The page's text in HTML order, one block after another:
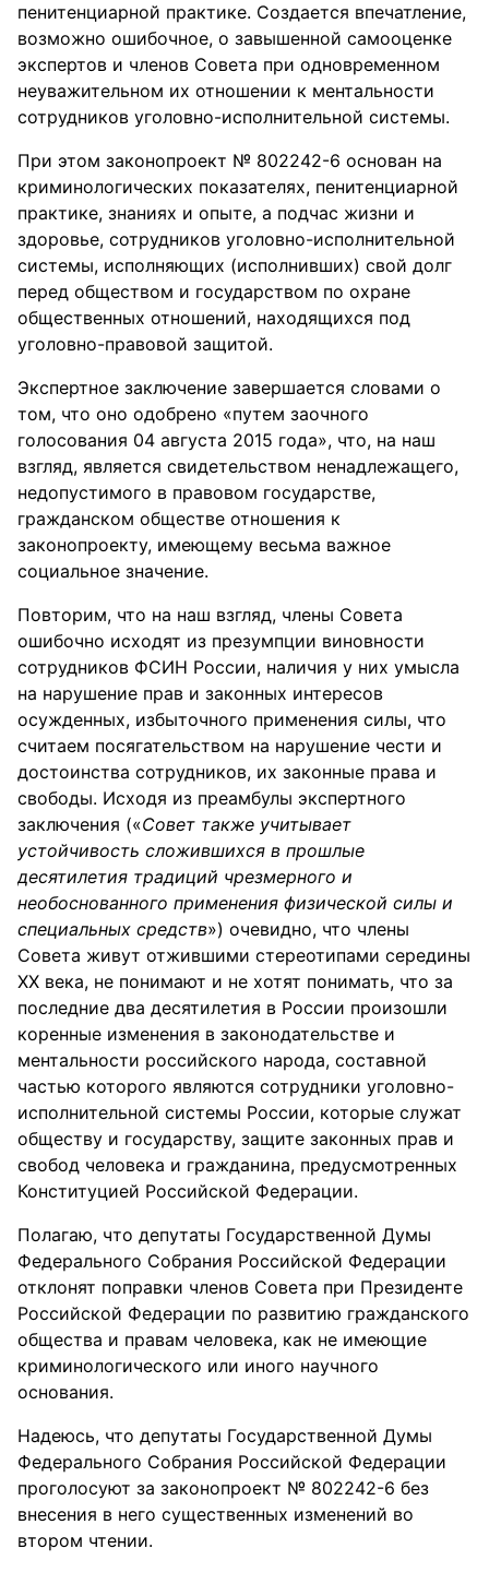
пенитенциарной практике. Создается впечатление,
возможно ошибочное, о завышенной самооценке
экспертов и членов Совета при одновременном
неуважительном их отношении к ментальности
сотрудников уголовно-исполнительной системы.
При этом законопроект № 802242-6 основан на
криминологических показателях, пенитенциарной
практике, знаниях и опыте, а подчас жизни и
здоровье, сотрудников уголовно-исполнительной
системы, исполняющих (исполнивших) свой долг
перед обществом и государством по охране
общественных отношений, находящихся под
уголовно-правовой защитой.
Экспертное заключение завершается словами о
том, что оно одобрено «путем заочного
голосования 04 августа 2015 года», что, на наш
взгляд, является свидетельством ненадлежащего,
недопустимого в правовом государстве,
гражданском обществе отношения к
законопроекту, имеющему весьма важное
социальное значение.
Повторим, что на наш взгляд, члены Совета
ошибочно исходят из презумпции виновности
сотрудников ФСИН России, наличия у них умысла
на нарушение прав и законных интересов
осужденных, избыточного применения силы, что
считаем посягательством на нарушение чести и
достоинства сотрудников, их законные права и
свободы. Исходя из преамбулы экспертного
заключения («Совет также учитывает
устойчивость сложившихся в прошлые
десятилетия традиций чрезмерного и
необоснованного применения физической силы и
специальных средств») очевидно, что члены
Совета живут отжившими стереотипами середины
ХХ века, не понимают и не хотят понимать, что за
последние два десятилетия в России произошли
коренные изменения в законодательстве и
ментальности российского народа, составной
частью которого являются сотрудники уголовно-
исполнительной системы России, которые служат
обществу и государству, защите законных прав и
свобод человека и гражданина, предусмотренных
Конституцией Российской Федерации.
Полагаю, что депутаты Государственной Думы
Федерального Собрания Российской Федерации
отклонят поправки членов Совета при Президенте
Российской Федерации по развитию гражданского
общества и правам человека, как не имеющие
криминологического или иного научного
основания.
Надеюсь, что депутаты Государственной Думы
Федерального Собрания Российской Федерации
проголосуют за законопроект № 802242-6 без
внесения в него существенных изменений во
втором чтении.